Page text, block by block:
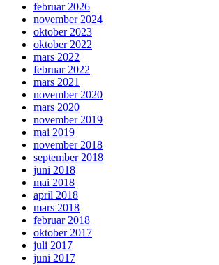
februar 2026
november 2024
oktober 2023
oktober 2022
mars 2022
februar 2022
mars 2021
november 2020
mars 2020
november 2019
mai 2019
november 2018
september 2018
juni 2018
mai 2018
april 2018
mars 2018
februar 2018
oktober 2017
juli 2017
juni 2017